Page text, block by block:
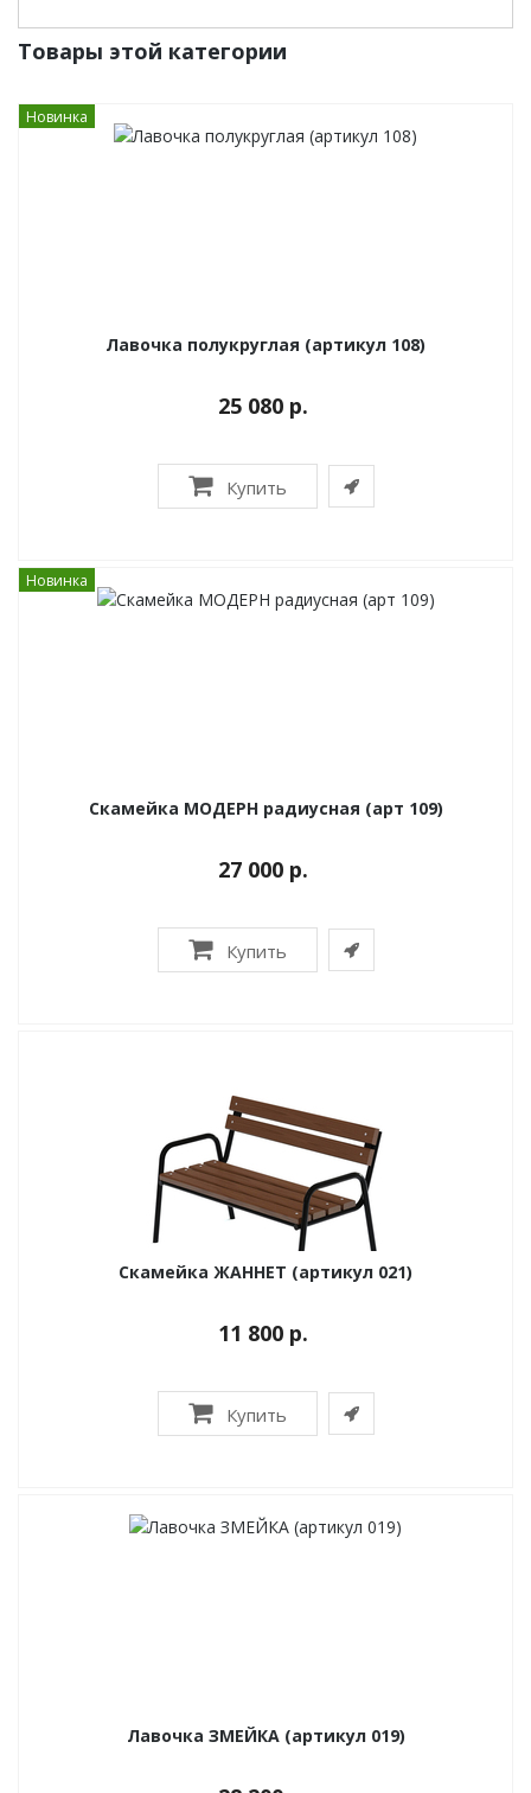
Товары этой категории
Новинка
Лавочка полукруглая (артикул 108)
25 080 р.
Купить
Новинка
Скамейка МОДЕРН радиусная (арт 109)
27 000 р.
Купить
Скамейка ЖАННЕТ (артикул 021)
11 800 р.
Купить
Лавочка ЗМЕЙКА (артикул 019)